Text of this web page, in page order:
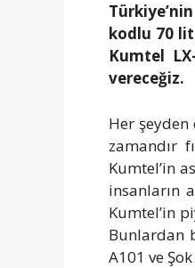
kodlu 70
Kumtel
vereceğiz.
Her şeyden
zamandır
Kumtel’in
insanların
Kumtel’in
Bunlardan
A101 ve